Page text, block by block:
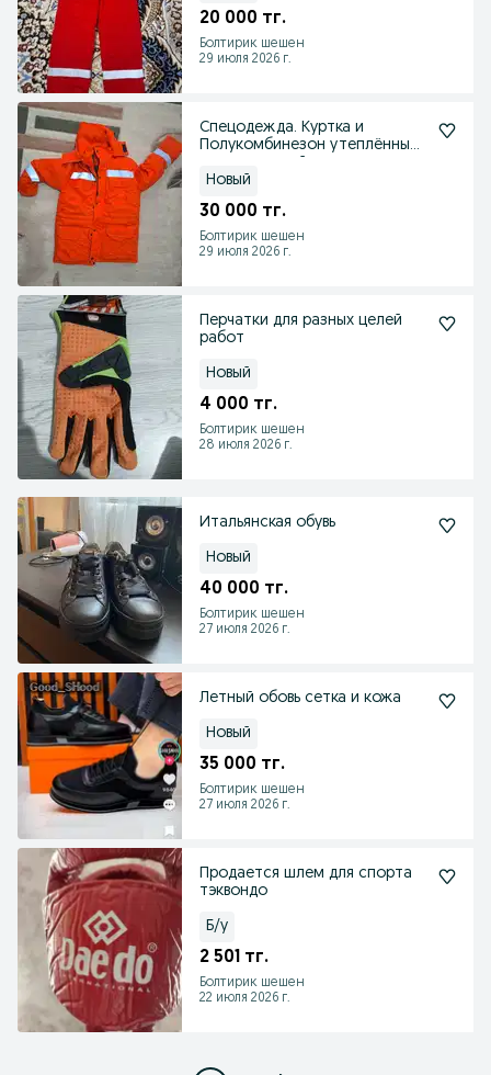
20 000 тг.
Болтирик шешен
29 июля 2026 г.
Спецодежда. Куртка и
Полукомбинезон утеплённый
Новый
30 000 тг.
Болтирик шешен
29 июля 2026 г.
Перчатки для разных целей
работ
Новый
4 000 тг.
Болтирик шешен
28 июля 2026 г.
Итальянская обувь
Новый
40 000 тг.
Болтирик шешен
27 июля 2026 г.
Летный обовь сетка и кожа
Новый
35 000 тг.
Болтирик шешен
27 июля 2026 г.
Продается шлем для спорта
тэквондо
Б/у
2 501 тг.
Болтирик шешен
22 июля 2026 г.